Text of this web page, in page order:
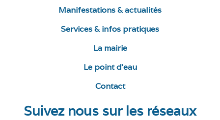
Manifestations & actualités
Services & infos pratiques
La mairie
Le point d’eau
Contact
Suivez nous sur les réseaux